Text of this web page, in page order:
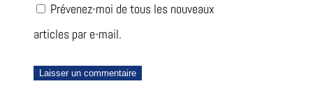
Prévenez-moi de tous les nouveaux
articles par e-mail.